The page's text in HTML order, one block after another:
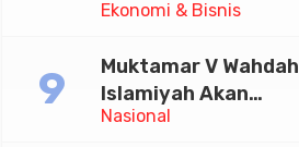
Ekonomi & Bisnis
Silaturahim dan
Halal di Jakarta
Nasional
Muktamar V Wahdah
Islamiyah Akan
Kukuhkan 10.000